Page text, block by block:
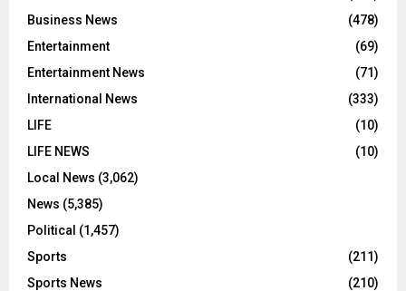
Business News
(478)
Entertainment
(69)
Entertainment News
(71)
International News
(333)
LIFE
(10)
LIFE NEWS
(10)
Local News (3,062)
News (5,385)
Political (1,457)
Sports
(211)
Sports News
(210)